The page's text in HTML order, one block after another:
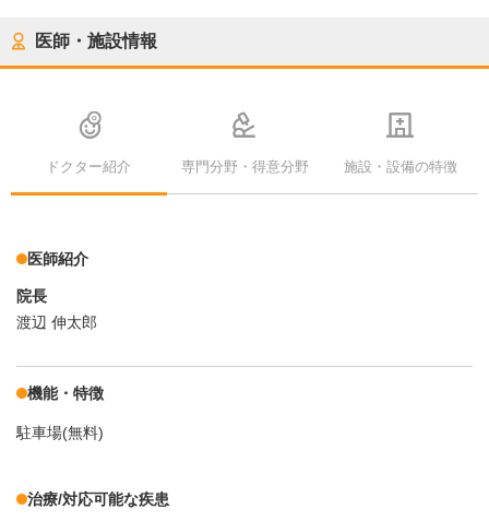
医師・施設情報
ドクター紹介 専門分野・得意分野 施設・設備の特徴
医師紹介
院長
渡辺 伸太郎
機能・特徴
駐車場(無料)
治療/対応可能な疾患